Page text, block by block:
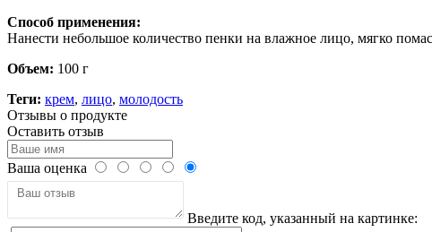
Способ применения:
Нанести небольшое количество пенки на влажное лицо, мягко
Объем: 100 г
Теги: крем, лицо, молодость
Отзывы о продукте
Оставить отзыв
Ваша оценка
Введите код, указанный на картинке: